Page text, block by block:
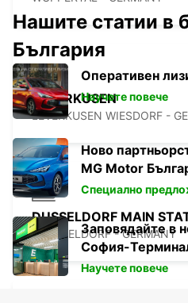
LEVERKUSEN
LEVERKUSEN WIESDORF -
DUSSELDORF MAIN
DUESSELDORF - GERMANY
Нашите статии в
България
Оперативен
Научете повече
Ново
MG Motor
Специално
Заповядайте в
София-
Научете повече